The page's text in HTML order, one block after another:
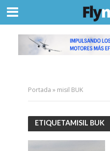
Portada » misil BUK
ETIQUETAMISIL BUK